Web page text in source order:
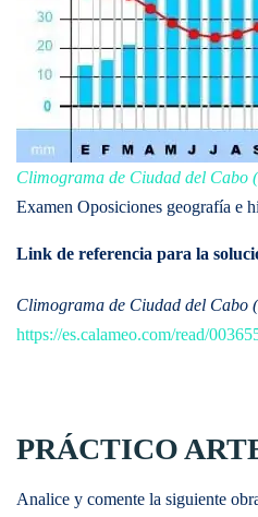
Climograma de Ciudad del Cabo
Examen Oposiciones geografía e
Link de referencia para la
Climograma de Ciudad del Cabo
https://es.calameo.com/read/
PRÁCTICO
Analice y comente la siguiente